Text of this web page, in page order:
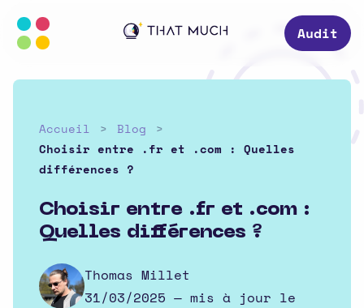
Audit
Accueil
Blog
Choisir entre .fr et .com : Quelles
différences ?
Choisir entre .fr et .com :
Quelles différences ?
Thomas Millet
31/03/2025 — mis à jour le